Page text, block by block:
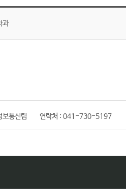
과
보통신팀 연락처 : 041-730-5197